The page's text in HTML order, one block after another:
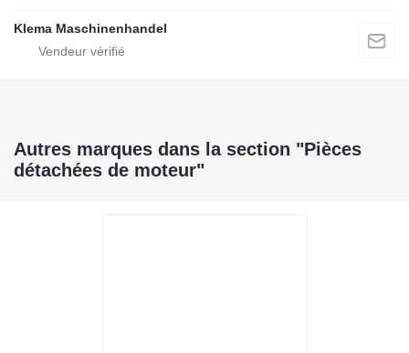
Klema Maschinenhandel
Autres marques dans la section "Pièces
détachées de moteur"